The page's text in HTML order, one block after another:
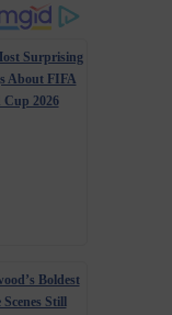
Surprising
About FIFA
Cup 2026
Boldest
Scenes Still